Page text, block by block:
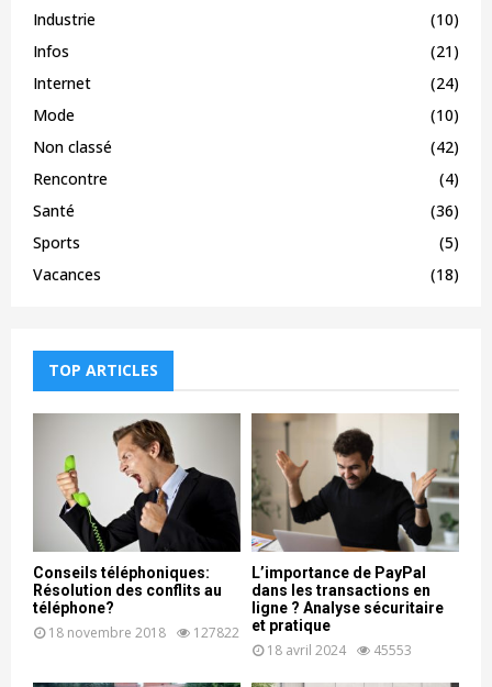
Industrie
(10)
Infos
(21)
Internet
(24)
Mode
(10)
Non classé
(42)
Rencontre
(4)
Santé
(36)
Sports
(5)
Vacances
(18)
TOP ARTICLES
Conseils téléphoniques:
Résolution des conflits au
téléphone?
18 novembre 2018 127822
L’importance de PayPal
dans les transactions en
ligne ? Analyse sécuritaire
et pratique
18 avril 2024 45553